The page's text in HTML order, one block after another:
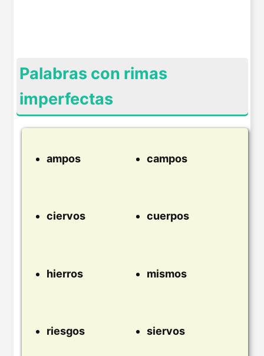
Palabras con rimas
imperfectas
ampos campos
ciervos cuerpos
hierros mismos
riesgos siervos